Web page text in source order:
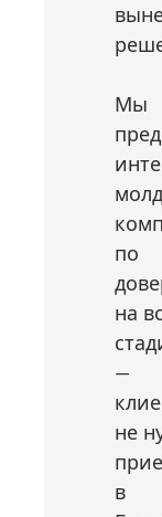
Мы
по
на
—
не
в